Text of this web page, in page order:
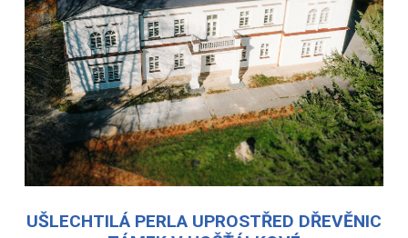
UŠLECHTILÁ PERLA UPROSTŘED DŘEVĚNIC